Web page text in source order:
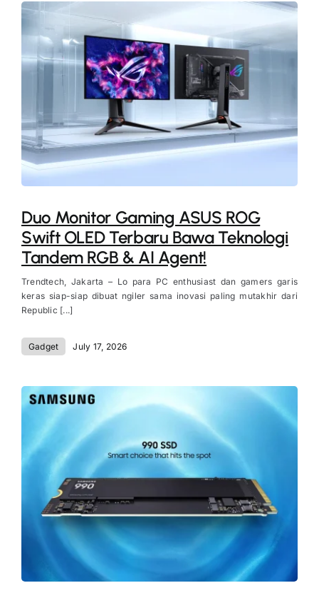
Duo Monitor Gaming ASUS ROG
Swift OLED Terbaru Bawa Teknologi
Tandem RGB & AI Agent!
Trendtech, Jakarta – Lo para PC enthusiast dan gamers garis
keras siap-siap dibuat ngiler sama inovasi paling mutakhir dari
Republic [...]
Gadget July 17, 2026